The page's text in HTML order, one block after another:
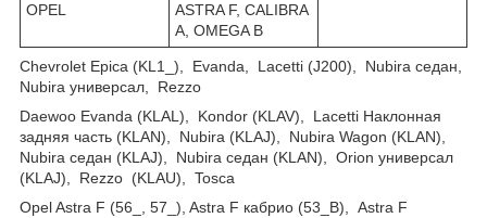
OPEL
ASTRA F, CALIBRA
A, OMEGA B
Chevrolet Epica (KL1_), Evanda, Lacetti (J200), Nubira седан,
Nubira универсал, Rezzo
Daewoo Evanda (KLAL), Kondor (KLAV), Lacetti Наклонная
задняя часть (KLAN), Nubira (KLAJ), Nubira Wagon (KLAN),
Nubira седан (KLAJ), Nubira седан (KLAN), Orion универсал
(KLAJ), Rezzo (KLAU), Tosca
Opel Astra F (56_, 57_), Astra F кабрио (53_B), Astra F